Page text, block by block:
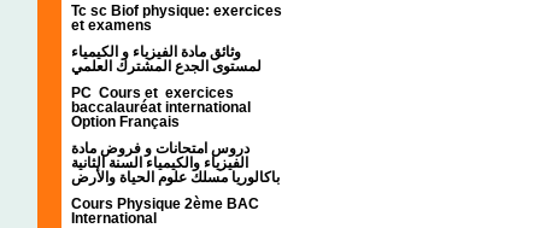
Tc sc Biof physique: exercices
et examens
وثائق مادة الفيزياء و الكيمياء
PC Cours et exercices
baccalauréat international
Option Français
دروس امتحانات و فروض مادة
الفيزياء والكيمياء السنة الثانية
باكالوريا مسلك علوم الحياة والأرض
Cours Physique 2ème BAC
International